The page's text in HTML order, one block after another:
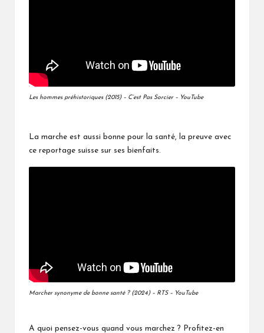
Les hommes préhistoriques (2015) – C’est Pas Sorcier – YouTube
La marche est aussi bonne pour la santé, la preuve avec
ce reportage suisse sur ses bienfaits.
Marcher synonyme de bonne santé ? (2024) – RTS – YouTube
A quoi pensez-vous quand vous marchez ? Profitez-en